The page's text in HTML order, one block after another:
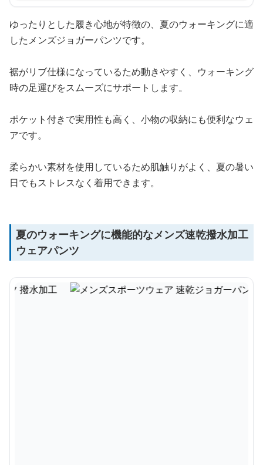
ゆったりとした履き心地が特徴の、夏のウォーキングに適
したメンズジョガーパンツです。
裾がリブ仕様になっているため動きやすく、ウォーキング
時の足運びをスムーズにサポートします。
ポケット付きで実用性も高く、小物の収納にも便利なウェ
アです。
柔らかい素材を使用しているため肌触りがよく、夏の暑い
日でもストレスなく着用できます。
夏のウォーキングに機能的なメンズ速乾撥水加工
ウェアパンツ